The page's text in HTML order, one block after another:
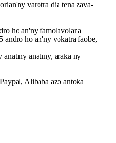
varotra dia tena zava-
ho an'ny famolavolana
andro ho an'ny vokatra faobe,
anatiny anatiny, araka ny
Alibaba azo antoka